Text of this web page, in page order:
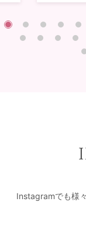
Instagramでも様